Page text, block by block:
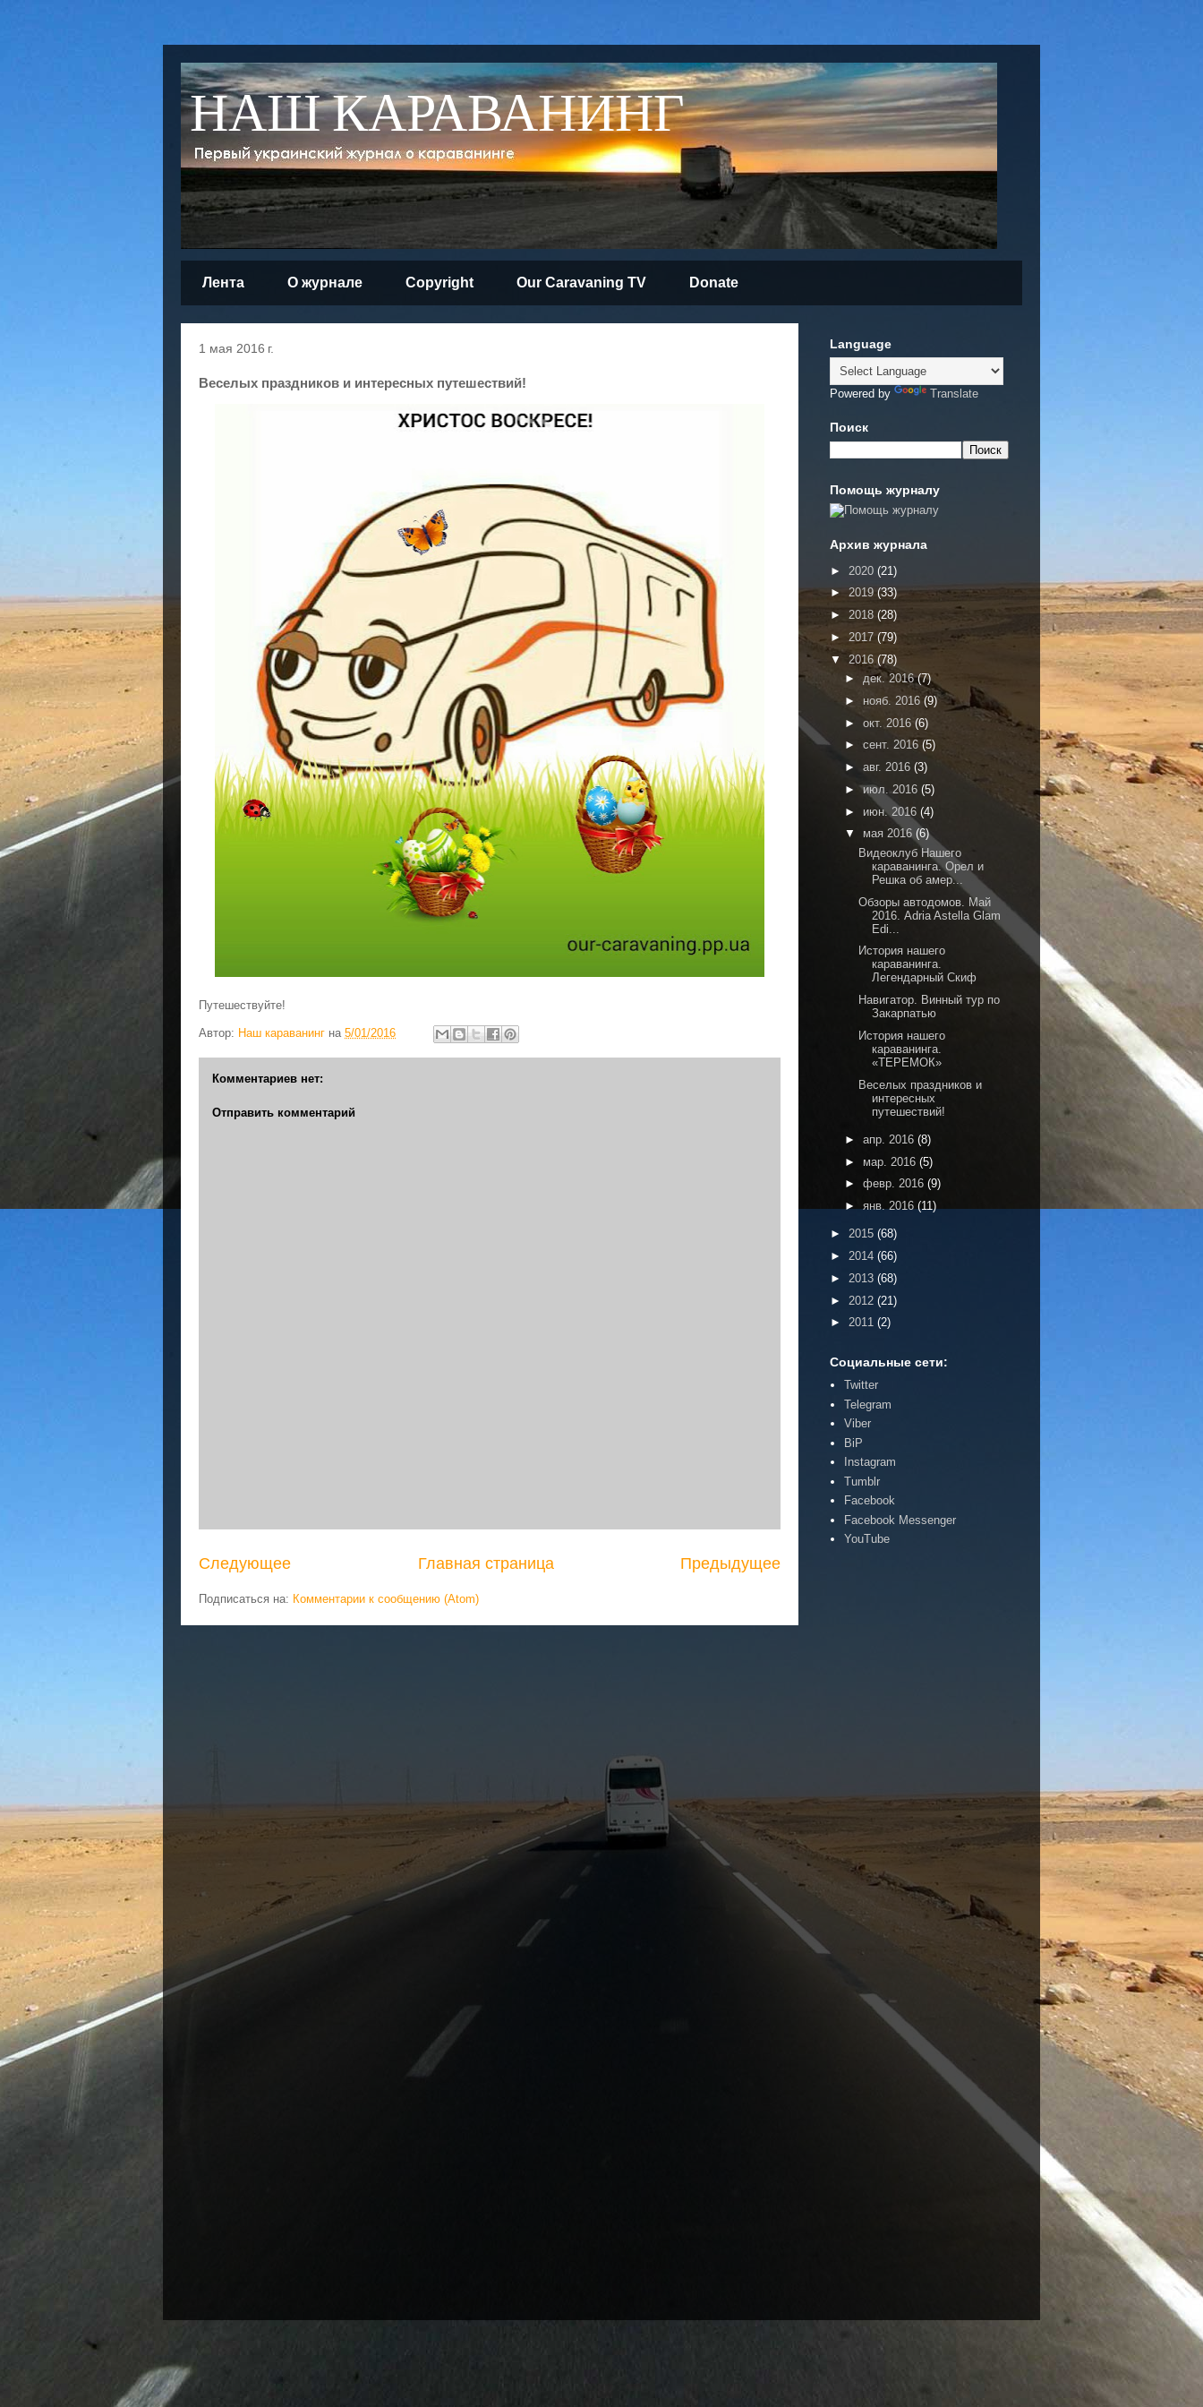
НАШ КАРАВАНИНГ
Лента О журнале Copyright Our Caravaning TV Donate
1 мая 2016 г.
Веселых праздников и интересных путешествий!
Путешествуйте!
Автор: Наш караванинг на 5/01/2016
Комментариев нет:
Отправить комментарий
Следующее Предыдущее
Главная страница
Подписаться на: Комментарии к сообщению (Atom)
Language
Powered by Translate
Поиск
Помощь журналу
Архив журнала
► 2020 (21)
► 2019(33)
► 2018 (28)
► 2017 (79)
▼ 2016 (78)
► дек. 2016(7)
► нояб. 2016 (9)
► окт. 2016 (6)
►сент. 2016 (5)
► авг. 2016 (3)
►июл. 2016 (5)
► июн. 2016 (4)
▼ мая 2016 (6)
Видеоклуб Нашего
караванинга. Орел и
Решка об амер...
Обзоры автодомов. Май
2016. Adria Astella Glam
Edi...
История нашего
караванинга.
Легендарный Скиф
Навигатор. Винный тур по
Закарпатью
История нашего
караванинга.
«ТЕРЕМОК»
Веселых праздников и
интересных
путешествий!
► апр. 2016 (8)
► мар. 2016 (5)
► февр. 2016 (9)
►янв. 2016(11)
► 2015 (68)
► 2014 (66)
► 2013 (68)
► 2012 (21)
► 2011 (2)
Социальные сети:
Twitter
Telegram
Viber
BiP
Instagram
Tumblr
Facebook
Facebook Messenger
YouTube